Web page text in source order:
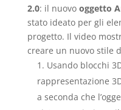
2.0: il nuovo oggetto
stato ideato per gli
progetto. Il video
creare un nuovo stile
Usando blocchi
rappresentazione
a seconda che